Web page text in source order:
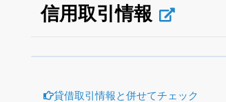
信用取引情報
無料でβ版をは
貸借取引情報と併せてチェック